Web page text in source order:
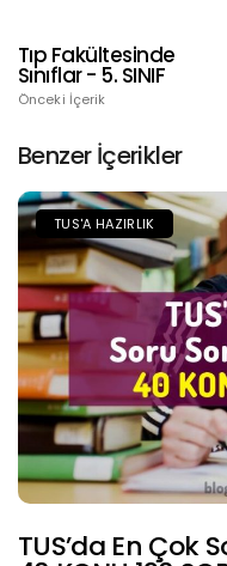
Tıp Fakültesinde
Sınıflar - 5. SINIF
Önceki İçerik
Benzer İçerikler
TUS'A HAZIRLIK
TUS’da En Çok